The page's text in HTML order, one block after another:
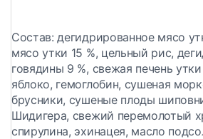
Состав: дегидрированное мясо
мясо утки 15 %, цельный рис,
говядины 9 %, свежая печень
яблоко, гемоглобин, сушеная
брусники, сушеные плоды
Шидигера, свежий перемолотый
спирулина, эхинацея, масло